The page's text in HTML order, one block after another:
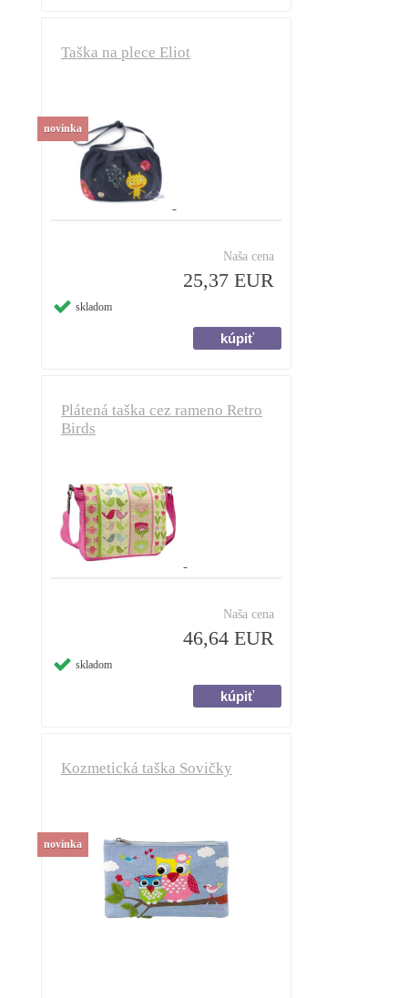
Taška na plece Eliot
Naša cena
25,37 EUR
skladom
novinka
Plátená taška cez rameno Retro
Birds
Naša cena
46,64 EUR
skladom
Kozmetická taška Sovičky
novinka